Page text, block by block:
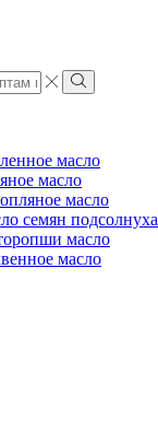
Search
масло
масло
масло
семян подсолнуха
масло
масло